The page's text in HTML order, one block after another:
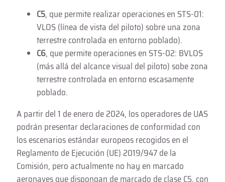
C5, que permite realizar operaciones en STS-01:
VLOS (línea de vista del piloto) sobre una zona
terrestre controlada en entorno poblado).
C6, que permite operaciones en STS-02: BVLOS
(más allá del alcance visual del piloto) sobe zona
terrestre controlada en entorno escasamente
poblado.
A partir del 1 de enero de 2024, los operadores de UAS
podrán presentar declaraciones de conformidad con
los escenarios estándar europeos recogidos en el
Reglamento de Ejecución (UE) 2019/947 de la
Comisión, pero actualmente no hay en marcado
aeronaves que dispongan de marcado de clase C5, con